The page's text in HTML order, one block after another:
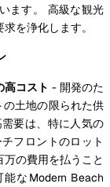
ます。 高級な観光
を浄化します。
高コスト - 開発のた
土地の限られた供
要は、特に人気の
フロントのロット
の費用を払うこと
なModern Beach